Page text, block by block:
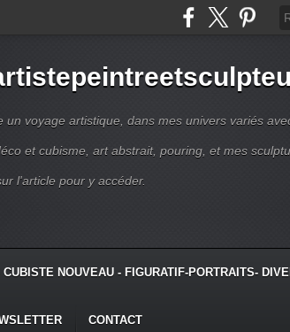
un voyage artistique, dans mes univers variés
et cubisme, art abstrait, pouring, et mes
l'article pour y accéder.
CUBISTE NOUVEAU - FIGURATIF-PORTRAITS-
CONTACT